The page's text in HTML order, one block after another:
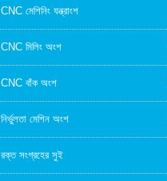
CNC মেশিনিং যন্ত্রাংশ
CNC মিলিং অংশ
CNC বাঁক অংশ
নির্ভুলতা মেশিন অংশ
রক্ত সংগ্রহের সুই